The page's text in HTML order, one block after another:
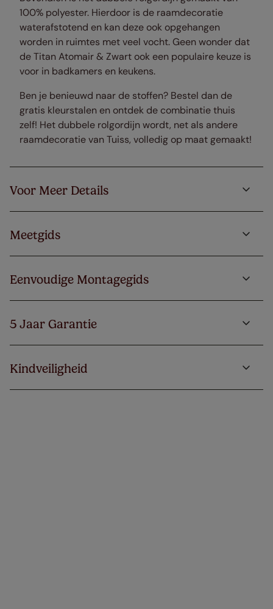
100% polyester. Hierdoor is de raamdecoratie
waterafstotend en kan deze ook opgehangen
worden in ruimtes met veel vocht. Geen wonder dat
de Titan Atomair & Zwart ook een populaire keuze is
voor in badkamers en keukens.
Ben je benieuwd naar de stoffen? Bestel dan de
gratis kleurstalen en ontdek de combinatie thuis
zelf! Het dubbele rolgordijn wordt, net als andere
raamdecoratie van Tuiss, volledig op maat gemaakt!
Voor Meer Details
Meetgids
Eenvoudige Montagegids
5 Jaar Garantie
Kindveiligheid